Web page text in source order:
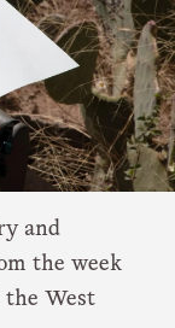
and
the week
the West